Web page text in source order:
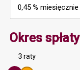
0,45 %
Okres spłaty
3 raty